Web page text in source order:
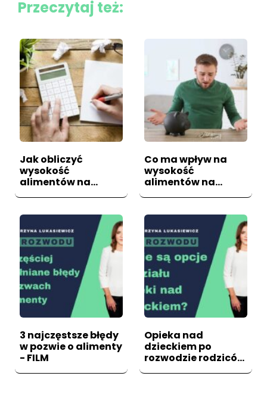
Przeczytaj też:
Jak obliczyć
wysokość
alimentów na
Co ma wpływ na
wysokość
alimentów na
3 najczęstsze błędy
w pozwie o alimenty
- FILM
Opieka nad
dzieckiem po
rozwodzie rodziców